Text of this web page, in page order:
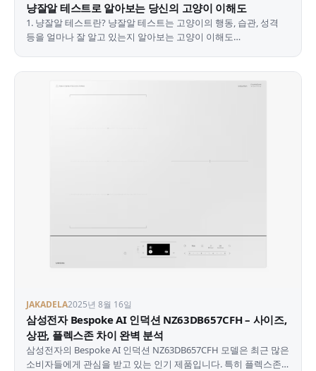
냥잘알 테스트로 알아보는 당신의 고양이 이해도
1. 냥잘알 테스트란? 냥잘알 테스트는 고양이의 행동, 습관, 성격
등을 얼마나 잘 알고 있는지 알아보는 고양이 이해도
JAKADELA2025년 8월 16일
삼성전자 Bespoke AI 인덕션 NZ63DB657CFH – 사이즈,
상판, 플렉스존 차이 완벽 분석
삼성전자의 Bespoke AI 인덕션 NZ63DB657CFH 모델은 최근 많은
소비자들에게 관심을 받고 있는 인기 제품입니다. 특히 플렉스존